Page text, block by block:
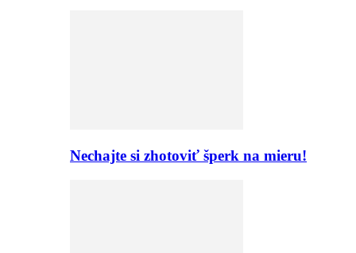
Nechajte si zhotoviť šperk na mieru!